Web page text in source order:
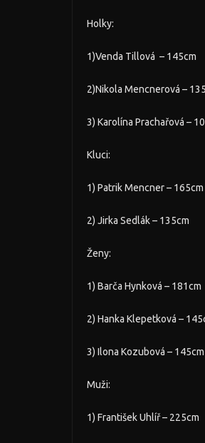
Holky:
1)Venda Tillová – 145cm
2)Nikola Mencnerová –
3) Karolína Prachařová –
Kluci:
1) Patrik Mencner – 165cm
2) Jirka Sedlák – 135cm
Ženy:
1) Barča Hynková – 181cm
2) Hanka Klepetková –
3) Ilona Kozubová – 145cm
Muži:
1) František Uhlíř – 225cm